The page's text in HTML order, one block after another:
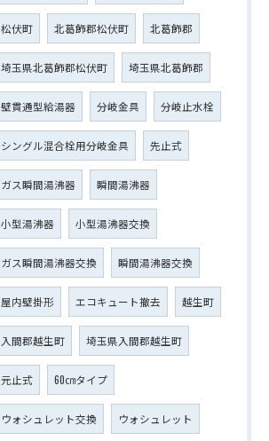
松伏町 北葛飾郡松伏町 北葛飾郡
埼玉県北葛飾郡松伏町 埼玉県北葛飾郡
壁貫通型給湯器 分岐金具 分岐止水栓
シングル混合栓用分岐金具 先止式
ガス瞬間湯沸器 瞬間湯沸器
小型湯沸器 小型湯沸器交換
ガス瞬間湯沸器交換 瞬間湯沸器交換
屋内壁掛形 エコキュート撤去 越生町
入間郡越生町 埼玉県入間郡越生町
元止式 60㎝タイプ
ウォシュレット交換 ウォシュレット